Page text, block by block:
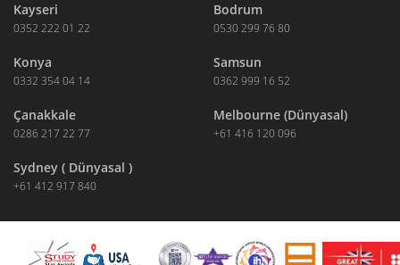
Kayseri
0352 222 01 22
Bodrum
0530 299 76 80
Konya
0332 354 04 14
Samsun
0362 999 16 52
Çanakkale
0286 217 22 77
Melbourne (Dünyasal)
+61 416 120 096
Sydney ( Dünyasal )
+61 412 917 840